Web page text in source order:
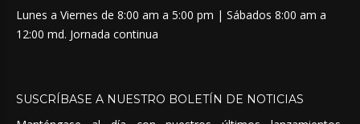
Lunes a Viernes de 8:00 am a 5:00 pm | Sábados 8:00 am a
12:00 md. Jornada continua
SUSCRÍBASE A NUESTRO BOLETÍN DE NOTICIAS